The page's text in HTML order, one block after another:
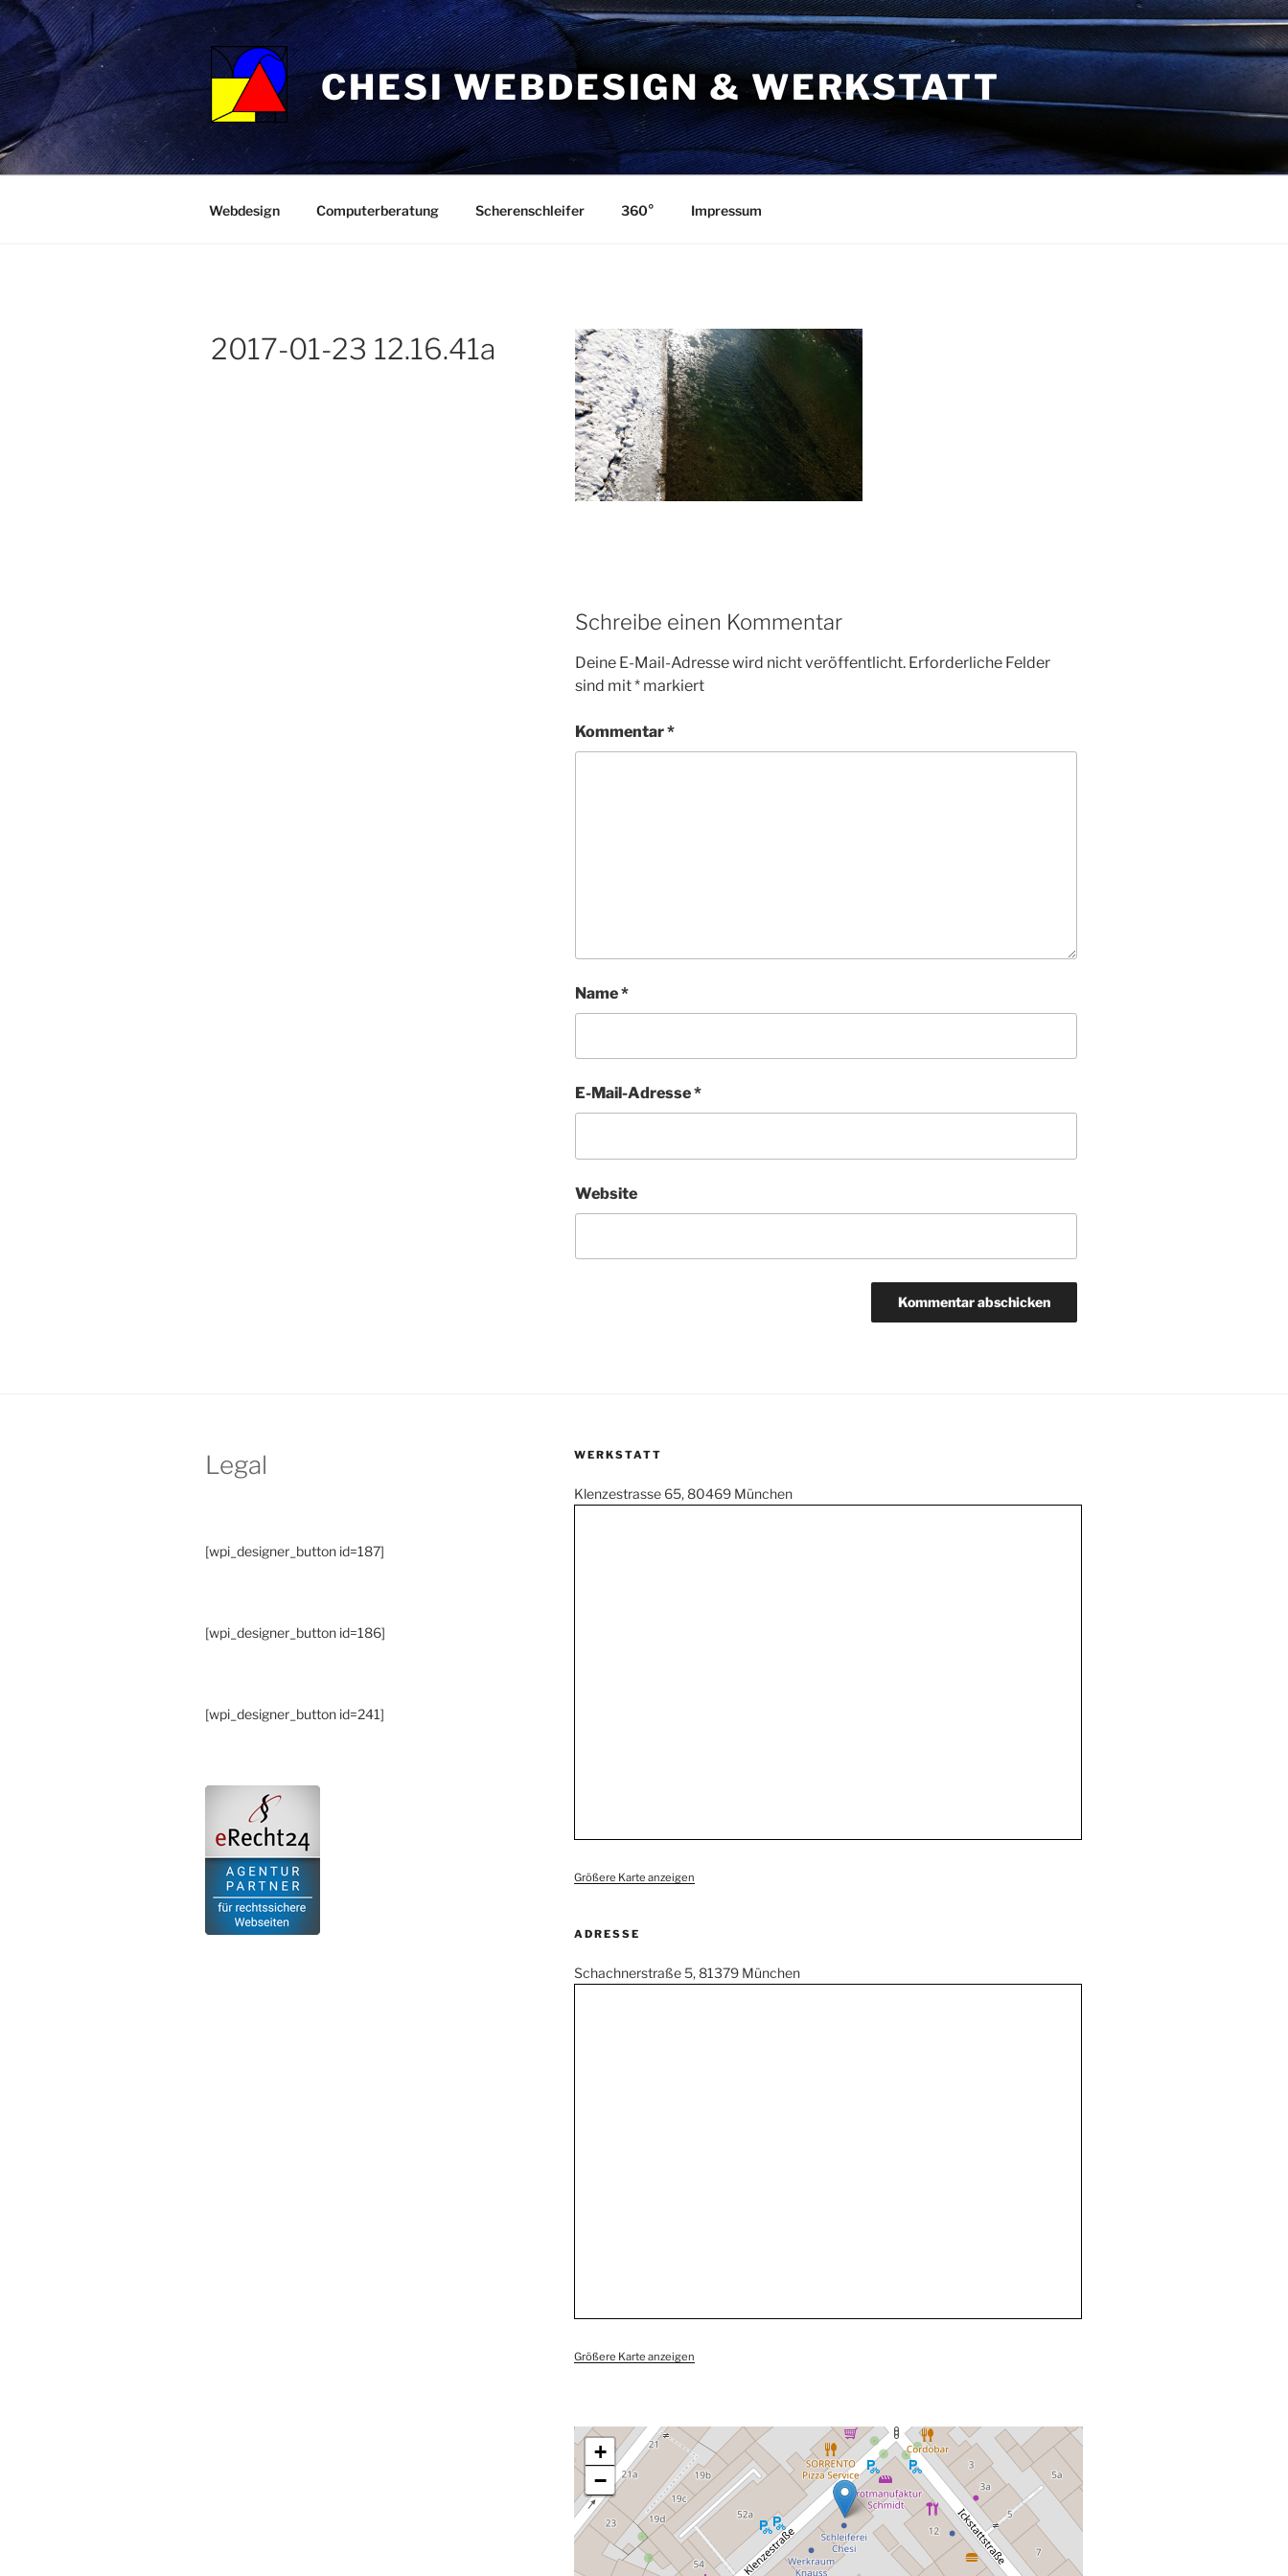
Zum
Inhalt
springen
CHESI WEBDESIGN & WERKSTATT
Webdesign Computerberatung Scherenschleifer 360° Impressum
2017-01-23 12.16.41a
Schreibe einen Kommentar
Deine E-Mail-Adresse wird nicht veröffentlicht. Erforderliche Felder
sind mit*markiert
Kommentar*
Name*
E-Mail-Adresse*
Website
Legal
[wpi_designer_button id=187]
[wpi_designer_button id=186]
[wpi_designer_button id=241]
WERKSTATT
Klenzestrasse 65, 80469 München
Größere Karte anzeigen
ADRESSE
Schachnerstraße 5, 81379 München
Größere Karte anzeigen
+
−